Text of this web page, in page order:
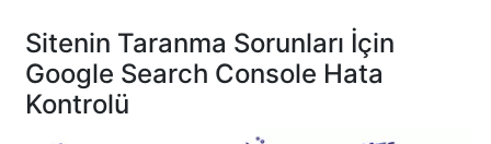
Sitenin Taranma Sorunları İçin
Google Search Console Hata
Kontrolü